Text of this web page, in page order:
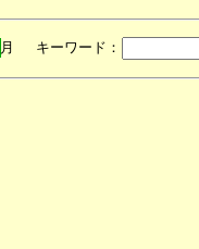
月 キーワード：